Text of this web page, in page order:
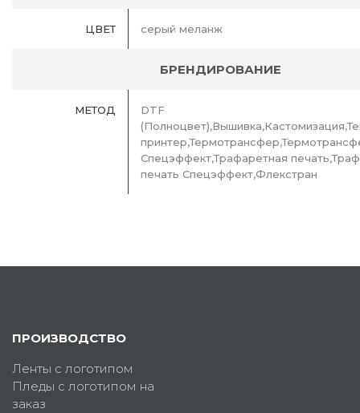
ЦВЕТ серый меланж
БРЕНДИРОВАНИЕ
МЕТОД
DTF
Спецэффект,Трафаретная
печать Спецэффект,Флекстран
ПРОИЗВОДСТВО
Ленты с логотипом
Пледы с логотипом на
заказ